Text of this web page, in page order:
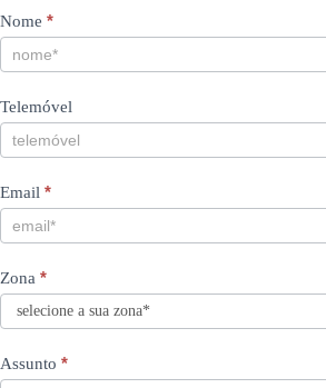
Contacts
PT
Nome *
Telemóvel
Email *
Zona *
Assunto *
If
you
are
leave
this
field